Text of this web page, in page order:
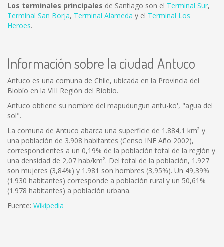
Los terminales principales de Santiago son el Terminal Sur,
Terminal San Borja, Terminal Alameda y el Terminal Los
Heroes.
Información sobre la ciudad Antuco
Antuco es una comuna de Chile, ubicada en la Provincia del
Biobío en la VIII Región del Biobío.
Antuco obtiene su nombre del mapudungun antu-ko', "agua del
sol".
La comuna de Antuco abarca una superficie de 1.884,1 km² y
una población de 3.908 habitantes (Censo INE Año 2002),
correspondientes a un 0,19% de la población total de la región y
una densidad de 2,07 hab/km². Del total de la población, 1.927
son mujeres (3,84%) y 1.981 son hombres (3,95%). Un 49,39%
(1.930 habitantes) corresponde a población rural y un 50,61%
(1.978 habitantes) a población urbana.
Fuente: Wikipedia